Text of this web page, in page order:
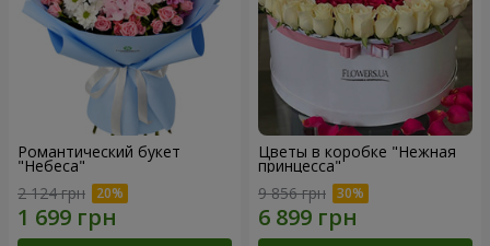
Романтический букет
"Небеса"
2 124 грн
Цветы в коробке "Нежная
принцесса"
9 856 грн